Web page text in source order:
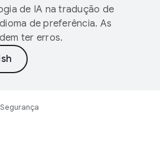
de IA na tradução de
de preferência. As
ter erros.
Segurança